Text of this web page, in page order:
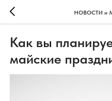
НОВОСТИ и
Как вы
майские